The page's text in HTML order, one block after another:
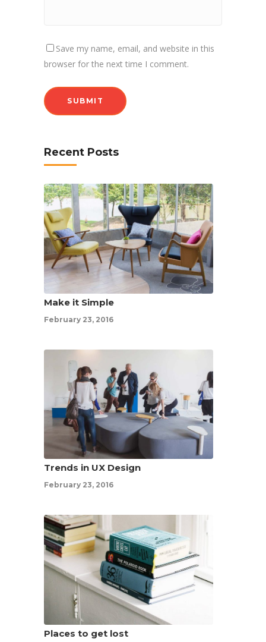
Save my name, email, and website in this
browser for the next time I comment.
Recent Posts
Make it Simple
February 23, 2016
Trends in UX Design
February 23, 2016
Places to get lost